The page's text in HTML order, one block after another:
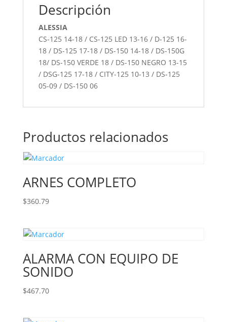
Descripción
ALESSIA
CS-125 14-18 / CS-125 LED 13-16 / D-125 16-
18 / DS-125 17-18 / DS-150 14-18 / DS-150G
18/ DS-150 VERDE 18 / DS-150 NEGRO 13-15
/ DSG-125 17-18 / CITY-125 10-13 / DS-125
05-09 / DS-150 06
Productos relacionados
ARNES COMPLETO
$360.79
ALARMA CON EQUIPO DE
SONIDO
$467.70